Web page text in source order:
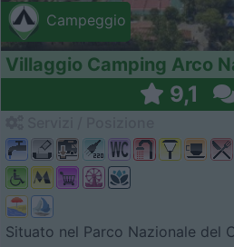
Campeggio
Villaggio Camping Arco
9,1
Situato nel Parco Nazionale del